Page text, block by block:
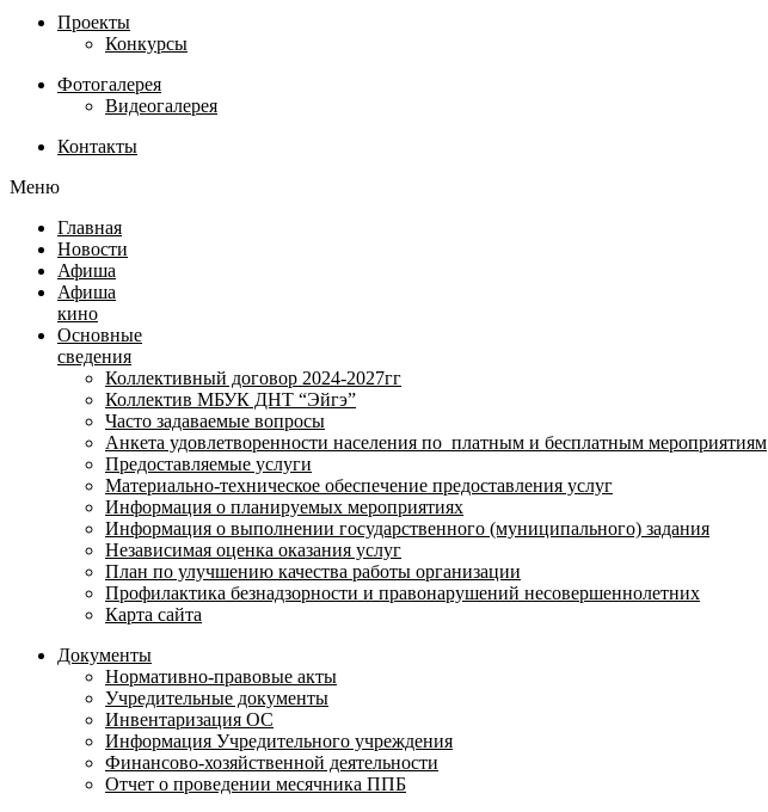
Проекты
Конкурсы
Фотогалерея
Видеогалерея
Контакты
Меню
Главная
Новости
Афиша
Афиша
кино
Основные
сведения
Коллективный договор 2024-2027гг
Коллектив МБУК ДНТ “Эйгэ”
Часто задаваемые вопросы
Анкета удовлетворенности населения по платным и бесплатным мероприятиям
Предоставляемые услуги
Материально-техническое обеспечение предоставления услуг
Информация о планируемых мероприятиях
Информация о выполнении государственного (муниципального) задания
Независимая оценка оказания услуг
План по улучшению качества работы организации
Профилактика безнадзорности и правонарушений несовершеннолетних
Карта сайта
Документы
Нормативно-правовые акты
Учредительные документы
Инвентаризация ОС
Информация Учредительного учреждения
Финансово-хозяйственной деятельности
Отчет о проведении месячника ППБ